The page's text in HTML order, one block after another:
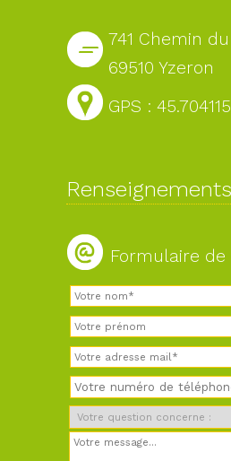
741 Chemin
69510 Yzeron
GPS :
Formulaire de